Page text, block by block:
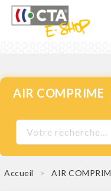
AIR COMPRIME
Accueil AIR